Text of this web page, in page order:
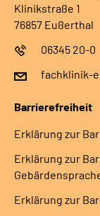
Klinikstraße 1
76857 Eußerthal
06345 20-0
fachklinik-
Barrierefreiheit
Erklärung zur
Erklärung zur
Erklärung zur